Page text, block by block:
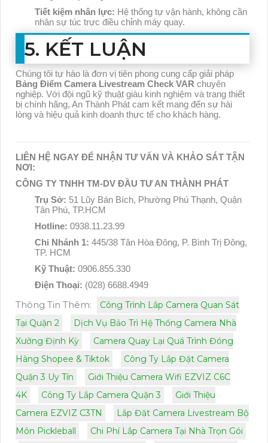
Tiết kiệm nhân lực: Hệ thống tự vận hành, không cần
nhân sự túc trực điều chỉnh máy quay.
5. KẾT LUẬN
Chúng tôi tự hào là đơn vị tiên phong cung cấp giải pháp
Bảng Điểm Camera Livestream Check VAR chuyên
nghiệp. Với đội ngũ kỹ thuật giàu kinh nghiệm và trang thiết
bị chính hãng, An Thành Phát cam kết mang đến sự hài
lòng và hiệu quả kinh doanh thực tế cho khách hàng.
LIÊN HỆ NGAY ĐỂ NHẬN TƯ VẤN VÀ KHẢO SÁT TẬN
NƠI:
CÔNG TY TNHH TM-DV ĐẦU TƯ AN THÀNH PHÁT
Trụ Sở: 51 Lũy Bán Bích, Phường Phú Thạnh, Quận
Tân Phú, TP.HCM
Hotline: 0938.11.23.99
Chi Nhánh 1: 445/38 Tân Hòa Đông, P. Bình Trị Đông,
TP. HCM
Kỹ Thuật: 0906.855.330
Điện Thoại: (028) 6688.4949
Thông Tin Thêm:
Công Trình Lắp Camera Quan Sát
Tại Quận 2
Dịch Vụ Bảo Trì Hệ Thống Camera Nhà
Xưởng Định Kỳ
Camera Quay Lại Quá Trình Đóng
Hàng Shopee & Tiktok
Công Ty Lắp Đặt Camera
Quận 3 Uy Tín
Giới Thiệu Camera Wifi EZVIZ C6C
4K
Công Ty Lắp Camera Quận 3
Giới Thiệu
Camera EZVIZ C3TN
Lắp Đặt Camera Livestream Bộ
Môn Pickleball
Chi Phí Lắp Camera Tại Nhà Trọn Gói